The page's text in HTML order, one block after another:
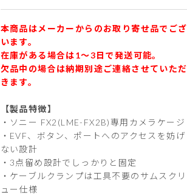
本商品はメーカーからのお取り寄せ品でござ
います。
在庫がある場合は1〜3日で発送可能。
欠品中の場合は納期別途ご連絡させていただ
きます。
【製品特徴】
・ソニー FX2(LME-FX2B)専用カメラケージ
・EVF、ボタン、ポートへのアクセスを妨げ
ない設計
・3点留め設計でしっかりと固定
・ケーブルクランプは工具不要のサムスクリ
ュー仕様